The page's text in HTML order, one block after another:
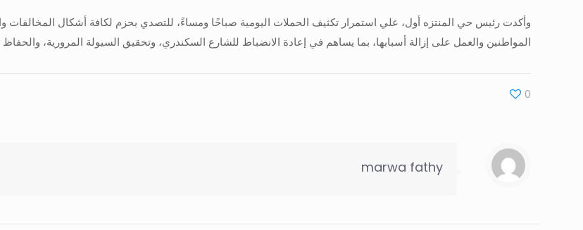
وأكدت رئيس حي المنتزه أول، علي استمرار تكثيف الحملات اليومية صباحًا ومساءً، للتصدي بحزم لكافة أشكال المخالفات
المواطنين والعمل على إزالة أسبابها، بما يساهم في إعادة الانضباط للشارع السكندري، وتحقيق السيولة المرورية،
0
marwa fathy